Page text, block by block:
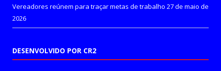
Vereadores reúnem para traçar metas de trabalho 27 de maio de
2026
DESENVOLVIDO POR CR2